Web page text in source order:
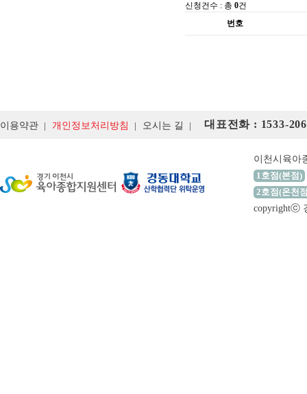
신청건수 : 총 0건
번호
이용약관 개인정보처리방침 오시는 길 대표전화 : 1533-
이천시육아
1호점(본점)
2호점(온천
copyrightⓒ